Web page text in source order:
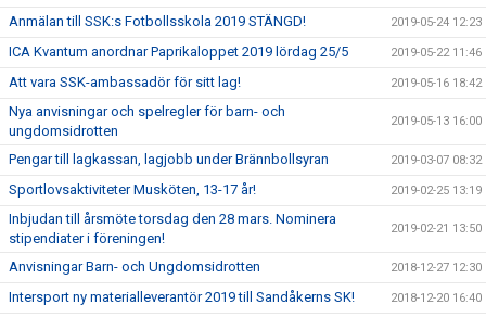
Anmälan till SSK:s Fotbollsskola 2019 STÄNGD! 2019-05-24 12:23
ICA Kvantum anordnar Paprikaloppet 2019 lördag 25/5 2019-05-22 11:46
Att vara SSK-ambassadör för sitt lag! 2019-05-16 18:42
Nya anvisningar och spelregler för barn- och
ungdomsidrotten
2019-05-13 16:00
Pengar till lagkassan, lagjobb under Brännbollsyran 2019-03-07 08:32
Sportlovsaktiviteter Musköten, 13-17 år! 2019-02-25 13:19
Inbjudan till årsmöte torsdag den 28 mars. Nominera
stipendiater i föreningen!
2019-02-21 13:50
Anvisningar Barn- och Ungdomsidrotten 2018-12-27 12:30
Intersport ny materialleverantör 2019 till Sandåkerns SK! 2018-12-20 16:40